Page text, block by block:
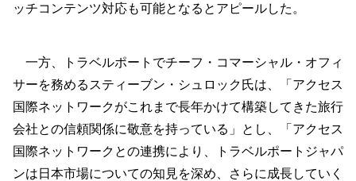
ッチコンテンツ対応も可能となるとアピールした。
一方、トラベルポートでチーフ・コマーシャル・オフィ
サーを務めるスティーブン・シュロック氏は、「アクセス
国際ネットワークがこれまで長年かけて構築してきた旅行
会社との信頼関係に敬意を持っている」とし、「アクセス
国際ネットワークとの連携により、トラベルポートジャパ
ンは日本市場についての知見を深め、さらに成長していく